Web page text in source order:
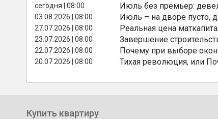
сегодня | 08:00 Июль без премьер:
03.08.2026 | 08:00 Июль – на дворе пусто,
27.07.2026 | 08:00 Реальная цена
23.07.2026 | 08:00 Завершение
22.07.2026 | 08:00 Почему при выборе
20.07.2026 | 08:00 Тихая революция, или
Купить квартиру